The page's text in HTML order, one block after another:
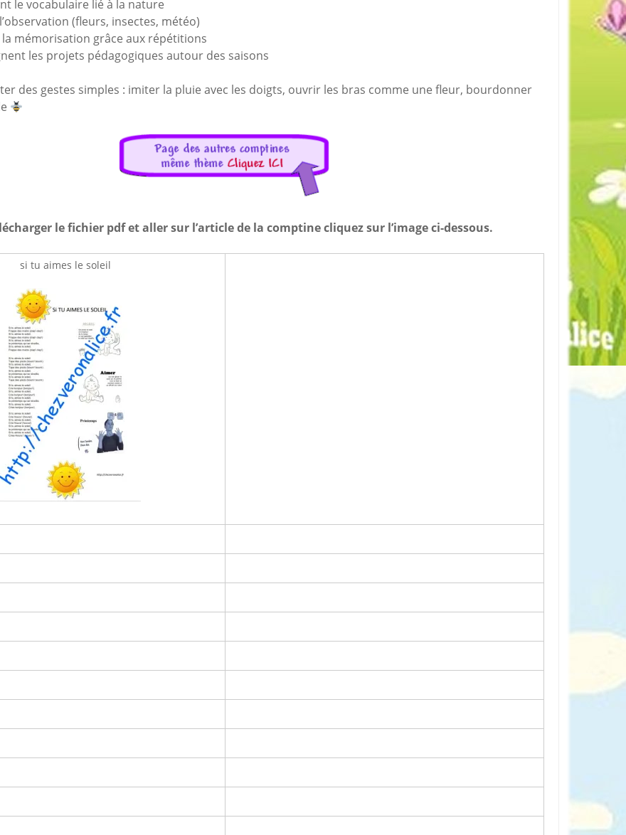
le vocabulaire lié à la nature
(fleurs, insectes, météo)
la mémorisation grâce aux répétitions
les projets pédagogiques autour des saisons
des gestes simples : imiter la pluie avec les doigts, ouvrir les bras comme une fleur, bourdonner
le fichier pdf et aller sur l’article de la comptine cliquez sur l’image ci-dessous.
si tu aimes le soleil